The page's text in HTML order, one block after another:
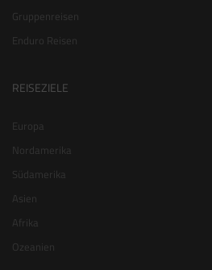
Gruppenreisen
Enduro Reisen
REISEZIELE
Europa
Nordamerika
Südamerika
Asien
Afrika
Ozeanien